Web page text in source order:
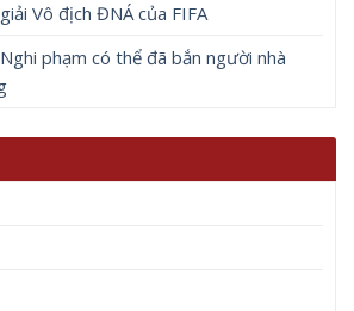
Vô địch ĐNÁ của FIFA
phạm có thể đã bắn người nhà